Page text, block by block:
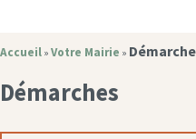
Accueil » Votre Mairie »
Démarches